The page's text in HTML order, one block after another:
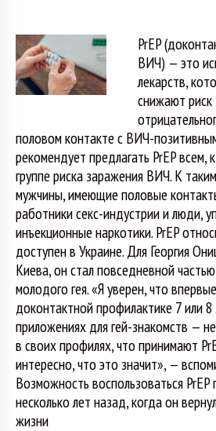
PrEP
ВИЧ) — это
лекарств,
снижают
половом контакте с ВИЧ-
рекомендует предлагать PrEP всем,
группе риска заражения ВИЧ. К
мужчины, имеющие половые
работники секс-индустрии и люди,
инъекционные наркотики. PrEP
доступен в Украине. Для Георгия
Киева, он стал повседневной
молодого гея. «Я уверен, что
доконтактной профилактике 7 или
приложениях для гей-знакомств —
в своих профилях, что принимают
интересно, что это значит», —
Возможность воспользоваться PrEP
несколько лет назад, когда он
жизни